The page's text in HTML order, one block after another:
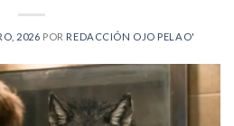
2026 POR REDACCIÓN OJO PELAO'